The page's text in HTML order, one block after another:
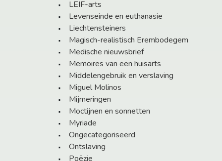
LEIF-arts
Levenseinde en euthanasie
Liechtensteiners
Magisch-realistisch Erembodegem
Medische nieuwsbrief
Memoires van een huisarts
Middelengebruik en verslaving
Miguel Molinos
Mijmeringen
Moctijnen en sonnetten
Myriade
Ongecategoriseerd
Ontslaving
Poëzie